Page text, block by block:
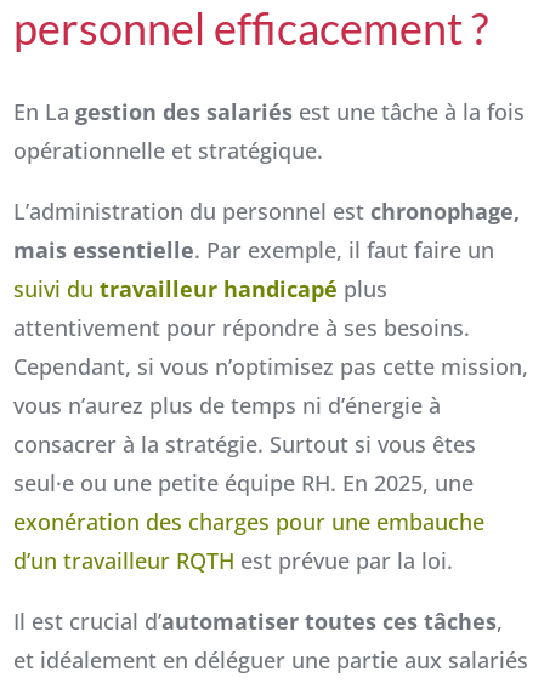
personnel efficacement ?
En Lagestion des salariés est une tâche à la fois
opérationnelle et stratégique.
L’administration du personnel est chronophage,
mais essentielle. Par exemple, il faut faire un
suivi dutravailleur handicapé plus
attentivement pour répondre à ses besoins.
Cependant, si vous n’optimisez pas cette mission,
vous n’aurez plus de temps ni d’énergie à
consacrer à la stratégie. Surtout si vous êtes
seul·e ou une petite équipe RH. En 2025, une
exonération des charges pour une embauche
d’un travailleur RQTH est prévue par la loi.
Il est crucial d’automatiser toutes ces tâches,
et idéalement en déléguer une partie aux salariés